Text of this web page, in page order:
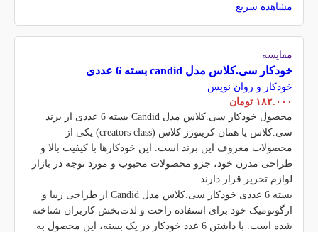
مشاهده سریع
مقایسه
خودکار سی.کلاس مدل candid بسته 6 عددی
خودکار و روان نویس
۱۸۲.۰۰۰ تومان
محصول خودکار سی.کلاس مدل Candid بسته 6 عددی از برند
سی.کلاس یا همان کریتورز کلاس (creators class) یکی از
محصولات معروف این برند است. این خودکارها با کیفیت بالا و
طراحی مدرن خود، جزو محصولات محبوب و مورد توجه در بازار
لوازم تحریر قرار دارند.
بسته 6 عددی خودکار سی.کلاس مدل Candid از طراحی زیبا و
ارگونومیک خود برای استفاده راحت و لذت‌بخش کاربران شناخته
شده است. با داشتن 6 عدد خودکار در یک بسته، این محصول به